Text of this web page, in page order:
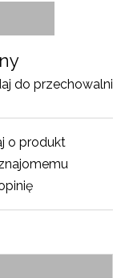
do przechowalni
o produkt